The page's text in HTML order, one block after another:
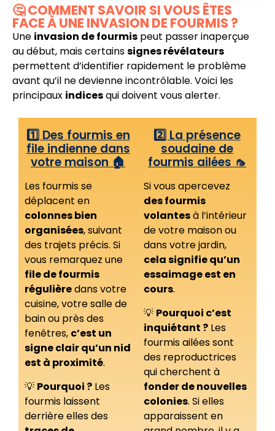
🤔 COMMENT SAVOIR SI VOUS ÊTES
FACE À UNE INVASION DE FOURMIS ?
Une invasion de fourmis peut passer inaperçue
au début, mais certainssignes révélateurs
permettent d’identifier rapidement le problème
avant qu’il ne devienne incontrôlable. Voici les
principaux indicesqui doivent vous alerter.
1️⃣ Des fourmis en
file indienne dans
votre maison 🏠
Les fourmis se
déplacent en
colonnes bien
organisées, suivant
des trajets précis. Si
vous remarquez une
file de fourmis
régulièredans votre
cuisine, votre salle de
bain ou près des
fenêtres, c’est un
signe clair qu’un nid
est à proximité.
💡 Pourquoi ? Les
fourmis laissent
derrière elles des
2️⃣ La présence
soudaine de
fourmis ailées 🦟
Si vous apercevez
des fourmis
volantesà l’intérieur
de votre maison ou
dans votre jardin,
cela signifie qu’un
essaimage est en
cours.
💡 Pourquoi c’est
inquiétant ? Les
fourmis ailées sont
des reproductrices
qui cherchent à
fonder de nouvelles
colonies. Si elles
apparaissent en